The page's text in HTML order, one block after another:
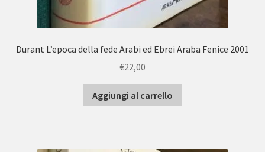
Durant L’epoca della fede Arabi ed Ebrei Araba Fenice 2001
€22,00
Aggiungi al carrello